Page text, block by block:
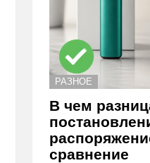
РАЗНОЕ
В чем
сравнение